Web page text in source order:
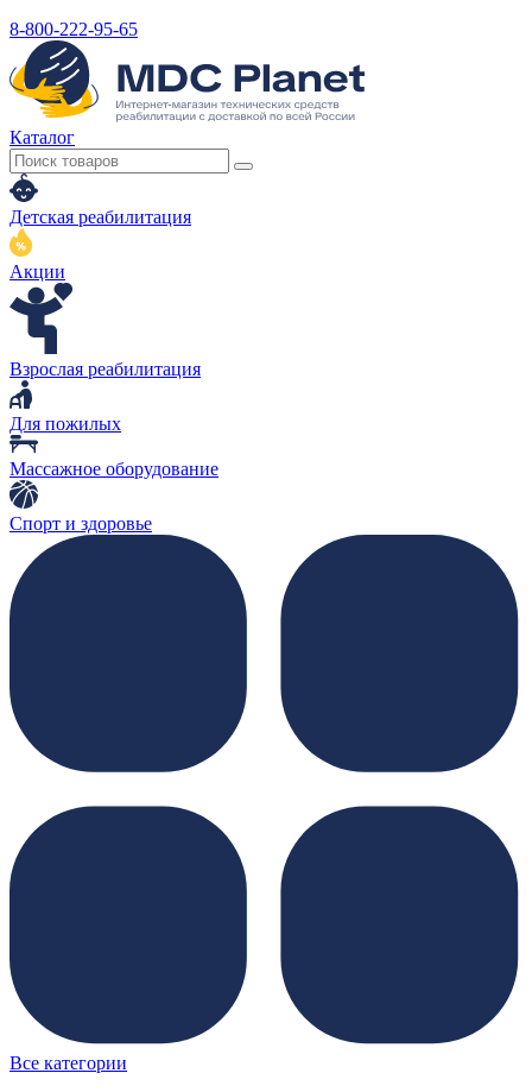
8-800-222-95-65
Каталог
Детская реабилитация
Акции
Взрослая реабилитация
Для пожилых
Массажное оборудование
Спорт и здоровье
Все категории